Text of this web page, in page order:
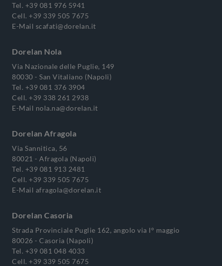
Tel. +39 081 976 5941
Cell. +39 339 505 7675
E-Mail scafati@dorelan.it
Dorelan Nola
Via Nazionale delle Puglie, 149
80030 - San Vitaliano (Napoli)
Tel. +39 081 376 3904
Cell. +39 338 261 2938
E-Mail nola.na@dorelan.it
Dorelan Afragola
Via Sannitica, 56
80021 - Afragola (Napoli)
Tel. +39 081 913 2481
Cell. +39 339 505 7675
E-Mail afragola@dorelan.it
Dorelan Casoria
Strada Provinciale Puglie 162, angolo via I° maggio
80026 - Casoria (Napoli)
Tel. +39 081 048 4033
Cell. +39 339 505 7675